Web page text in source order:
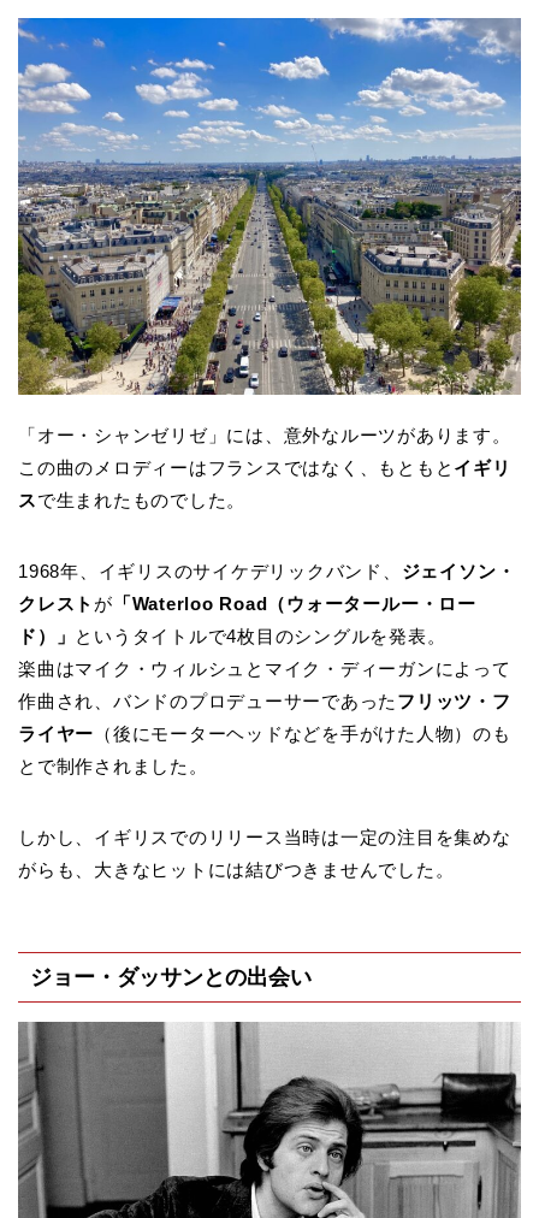
「オー・シャンゼリゼ」には、意外なルーツがあります。
この曲のメロディーはフランスではなく、もともと イギリ
スで生まれたものでした。
1968年、イギリスのサイケデリックバンド、 ジェイソン・
クレスト が 「Waterloo Road（ウォータールー・ロー
ド）」 というタイトルで4枚目のシングルを発表。
楽曲はマイク・ウィルシュとマイク・ディーガンによって
作曲され、バンドのプロデューサーであった フリッツ・フ
ライヤー （後にモーターヘッドなどを手がけた人物）のも
とで制作されました。
しかし、イギリスでのリリース当時は一定の注目を集めな
がらも、大きなヒットには結びつきませんでした。
ジョー・ダッサンとの出会い